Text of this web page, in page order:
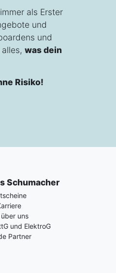
als Erster
und
und
was dein
Risiko!
Schumacher
uns
und ElektroG
Partner